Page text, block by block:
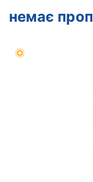
немає